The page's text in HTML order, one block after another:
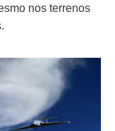
nos terrenos